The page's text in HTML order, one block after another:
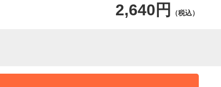
2,640円 （税込）